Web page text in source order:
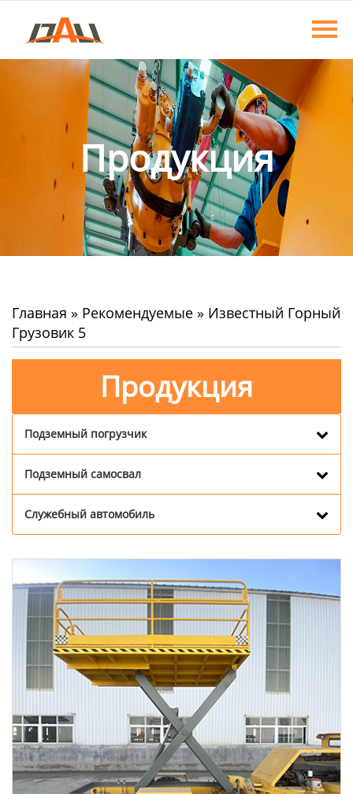
Главная
Продукция
Контакты Продукция
Главная » Рекомендуемые » Известный Горный
Грузовик 5
Продукция
Подземный погрузчик
Подземный самосвал
Служебный автомобиль